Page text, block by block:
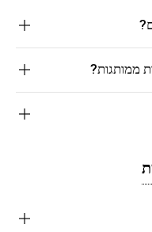
ממותגות?